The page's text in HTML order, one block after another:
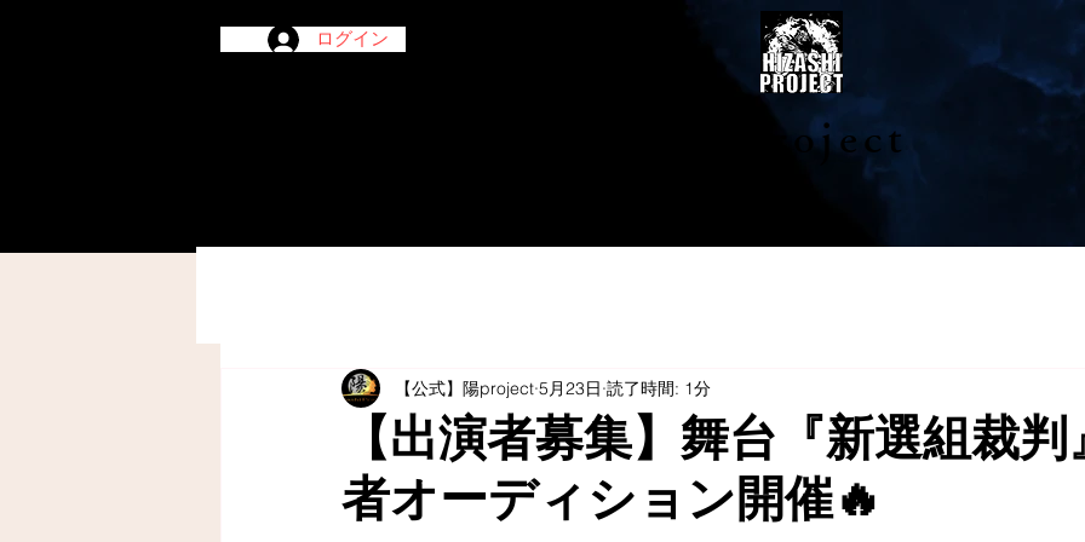
ログイン
陽project
【出演者募集】舞台『新選組裁
者オーディション開催🔥
【公式】陽project 5月23日 読了時間: 1分